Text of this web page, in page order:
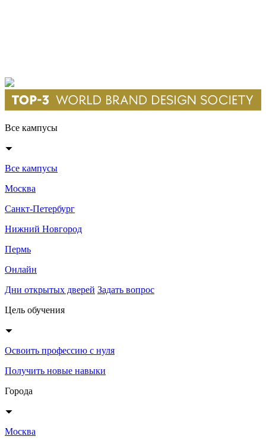
Все кампусы
Все кампусы
Москва
Санкт-Петербург
Нижний Новгород
Пермь
Онлайн
Дни открытых дверей Задать вопрос
Цель обучения
Освоить профессию с нуля
Получить новые навыки
Города
Москва